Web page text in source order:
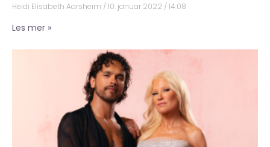
Heidi Elisabeth Aarsheim 10. januar 2022 14:08
Les mer »